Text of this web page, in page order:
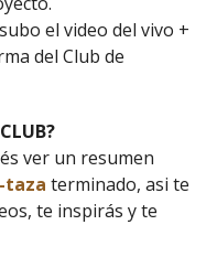
el video del vivo +
del Club de
ver un resumen
taza terminado, asi te
te inspirás y te